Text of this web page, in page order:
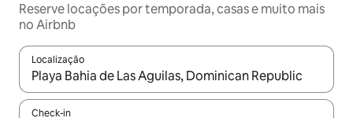
Reserve locações por temporada, casas e muito mais
no Airbnb
Localização
Quando os resultados estiverem disponíveis, explore-os
Check-in